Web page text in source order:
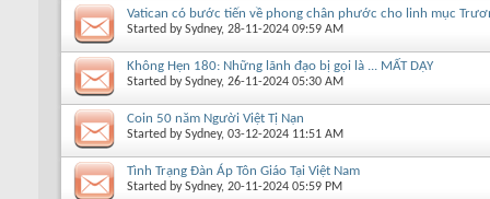
Vatican có bước tiến về phong chân phước cho linh mục
Started bySydney, 28-11-2024 09:59 AM
Không Hẹn 180: Những lãnh đạo bị gọi là ... MẤT DẠY
Started bySydney, 26-11-2024 05:30 AM
Coin 50 năm Người Việt Tị Nạn
Started bySydney, 03-12-2024 11:51 AM
Tình Trạng Đàn Áp Tôn Giáo Tại Việt Nam
Started bySydney, 20-11-2024 05:59 PM